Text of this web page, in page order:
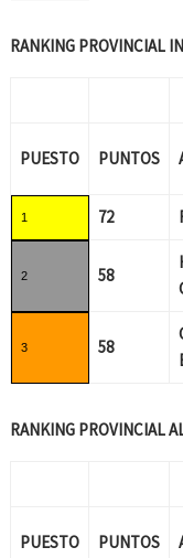
RANKING PROVINCIAL
PUESTO PUNTOS
1 72
2 58
3 58
RANKING PROVINCIAL
PUESTO PUNTOS